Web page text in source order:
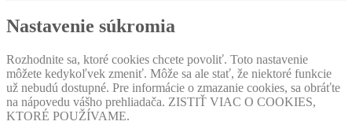
Nastavenie súkromia
Rozhodnite sa, ktoré cookies chcete povoliť. Toto nastavenie
môžete kedykoľvek zmeniť. Môže sa ale stať, že niektoré funkcie
už nebudú dostupné. Pre informácie o zmazanie cookies, sa obráťte
na nápovedu vášho prehliadača. ZISTIŤ VIAC O COOKIES,
KTORÉ POUŽÍVAME.